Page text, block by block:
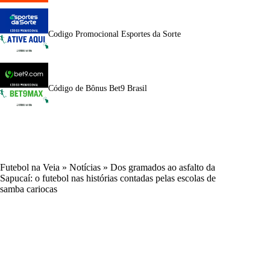
Codigo Promocional Esportes da Sorte
Código de Bônus Bet9 Brasil
Futebol na Veia » Notícias » Dos gramados ao asfalto da
Sapucaí: o futebol nas histórias contadas pelas escolas de
samba cariocas